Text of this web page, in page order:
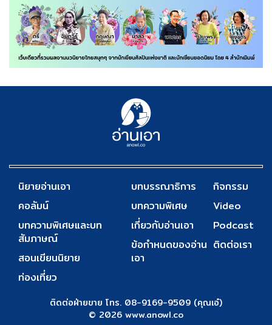
นิยายอ่านเอา
คอลัมน์
บทความพิเศษและบท
สัมภาษณ์
สอนเขียนนิยาย
ท่องเที่ยว
บทบรรณาธิการ
บทความพิเศษ
เกี่ยวกับอ่านเอา
ข้อกำหนดของอ่าน
เอา
กิจกรรม
Video
Podcast
ติดต่อเรา
ติดต่อฝ่ายขาย โทร. 08-9169-9509 (คุณเอ๋)
© 2026 www.anowl.co